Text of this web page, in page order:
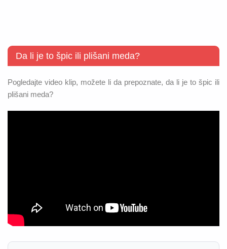
Da li je to špic ili plišani meda?
Pogledajte video klip, možete li da prepoznate, da li je to špic ili
plišani meda?